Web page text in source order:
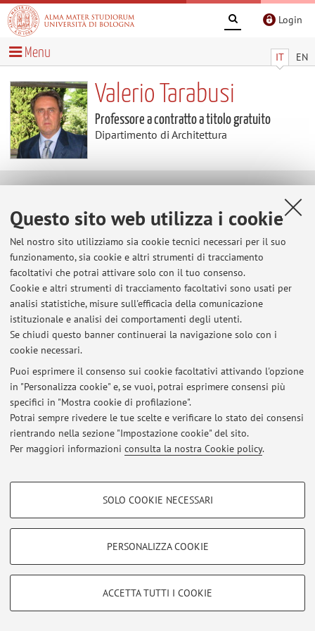
Questo sito web utilizza i cookie
Nel nostro sito utilizziamo sia cookie tecnici necessari per il suo
funzionamento, sia cookie e altri strumenti di tracciamento
facoltativi che potrai attivare solo con il tuo consenso.
Cookie e altri strumenti di tracciamento facoltativi sono usati per
analisi statistiche, misure sull'efficacia della comunicazione
istituzionale e analisi dei comportamenti degli utenti.
Se chiudi questo banner continuerai la navigazione solo con i
cookie necessari.
Puoi esprimere il consenso sui cookie facoltativi attivando l'opzione
in "Personalizza cookie" e, se vuoi, potrai esprimere consensi più
specifici in "Mostra cookie di profilazione".
Potrai sempre rivedere le tue scelte e verificare lo stato dei consensi
rientrando nella sezione "Impostazione cookie" del sito.
Per maggiori informazioni consulta la nostra Cookie policy.
COOKIE DI PROFILAZIONE - FACOLTATIVI
COOKIE TECNICI - NECESSARI
Si tratta di cookie tecnici utilizzati, a titolo esemplificativo, per il corretto
SOLO COOKIE NECESSARI
PERSONALIZZA COOKIE
ACCETTA TUTTI I COOKIE
Login
IT EN
Menu
Valerio Tarabusi
Professore a contratto a titolo gratuito
Dipartimento di Architettura
https://teams.microsoft.com/l/meetup-
join/19:meeting_OTY5MDlkYzctZDNjNC00NjcwLTkxZTIt
MjMwMDQ0YmIxNzI3@thread.v2/0?
context=%7B%22Tid%22:%22e99647dc-1b08-454a-
bf8c-699181b389ab%22,%22Oid%22:%22f5ba53bd-
700c-4aaf-9ed4-180e50ade0bf%22%7D
Pubblicato il: 13 ottobre 2021
Area riservata
per gestire tutti i contenuti del sito.
© 2026 - ALMA MATER STUDIORUM - Università di Bologna - Via
Zamboni, 33 - 40126 Bologna - Partita IVA: 01131710376
Privacy|Note legali|Impostazioni Cookie